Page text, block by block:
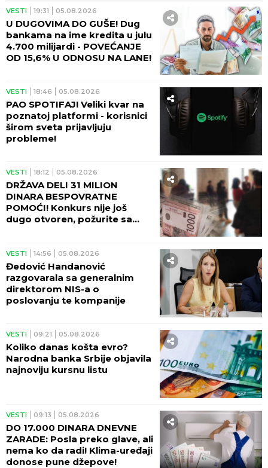
VESTI 19:31 05.08.2026
U DUGOVIMA DO GUŠE! Dug
bankama na ime kredita u julu
4.700 milijardi - POVEĆANJE
OD 15,6% U ODNOSU NA LANE!
VESTI 18:46 05.08.2026
PAO SPOTIFAJ! Veliki kvar na
poznatoj platformi - korisnici
širom sveta prijavljuju
probleme!
VESTI 18:12 05.08.2026
DRŽAVA DELI 31 MILION
DINARA BESPOVRATNE
POMOĆI! Konkurs nije još
dugo otvoren, požurite sa
VESTI 14:56 05.08.2026
Đedović Handanović
razgovarala sa generalnim
direktorom NIS-a o
poslovanju te kompanije
VESTI 09:21 05.08.2026
Koliko danas košta evro?
Narodna banka Srbije objavila
najnoviju kursnu listu
VESTI 09:13 05.08.2026
DO 17.000 DINARA DNEVNE
ZARADE: Posla preko glave, ali
nema ko da radi! Klima-uređaji
donose pune džepove!